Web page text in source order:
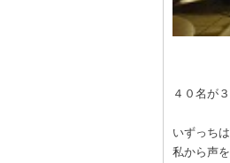
４０名が
いずっち
私から声